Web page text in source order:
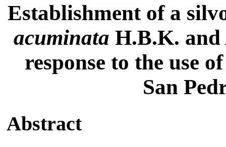
Establishment of a
acuminata H.B.K. and
response to the use
San
Abstract